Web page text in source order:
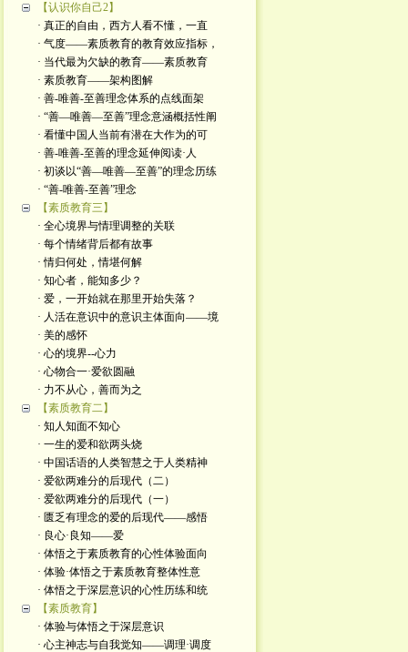
【认识你自己2】
· 真正的自由，西方人看不懂，一直
· 气度——素质教育的教育效应指标，
· 当代最为欠缺的教育——素质教育
· 素质教育——架构图解
· 善-唯善-至善理念体系的点线面架
· “善—唯善—至善”理念意涵概括性阐
· 看懂中国人当前有潜在大作为的可
· 善-唯善-至善的理念延伸阅读·人
· 初谈以“善—唯善—至善”的理念历练
· “善-唯善-至善”理念
【素质教育三】
· 全心境界与情理调整的关联
· 每个情绪背后都有故事
· 情归何处，情堪何解
· 知心者，能知多少？
· 爱，一开始就在那里开始失落？
· 人活在意识中的意识主体面向——境
· 美的感怀
· 心的境界--心力
· 心物合一·爱欲圆融
· 力不从心，善而为之
【素质教育二】
· 知人知面不知心
· 一生的爱和欲两头烧
· 中国话语的人类智慧之于人类精神
· 爱欲两难分的后现代（二）
· 爱欲两难分的后现代（一）
· 匮乏有理念的爱的后现代——感悟
· 良心·良知——爱
· 体悟之于素质教育的心性体验面向
· 体验·体悟之于素质教育整体性意
· 体悟之于深层意识的心性历练和统
【素质教育】
· 体验与体悟之于深层意识
· 心主神志与自我觉知——调理·调度